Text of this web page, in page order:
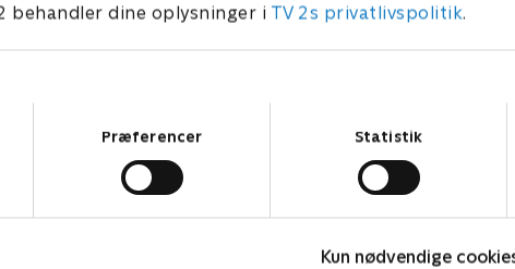
behandler dine oplysninger i TV 2s privatlivspolitik.
Præferencer Statistik
Kun nødvendige